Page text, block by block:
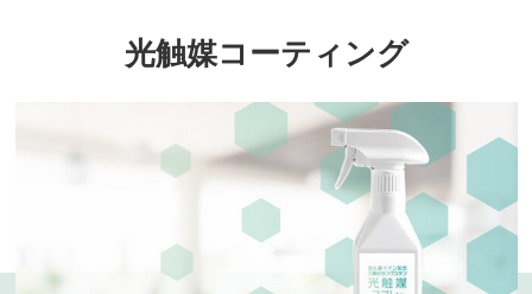
光触媒コーティング